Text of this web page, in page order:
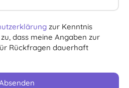
zur Kenntnis
dass meine Angaben zur
Rückfragen dauerhaft